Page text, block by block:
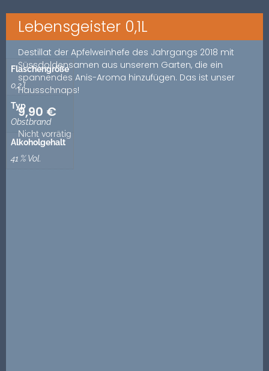
Lebensgeister 0,1L
Destillat der Apfelweinhefe des Jahrgangs 2018 mit
Süssdoldensamen aus unserem Garten, die ein
spannendes Anis-Aroma hinzufügen. Das ist unser
Hausschnaps!
9,90 €
Nicht vorrätig
Flaschengröße
0,2 l
Typ
Obstbrand
Alkoholgehalt
41 % Vol.